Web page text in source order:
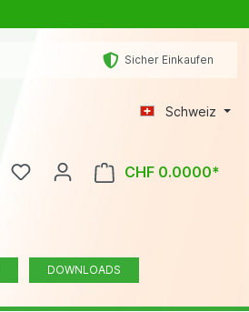
Sicher Einkaufen
Schweiz
CHF 0.0000*
DOWNLOADS